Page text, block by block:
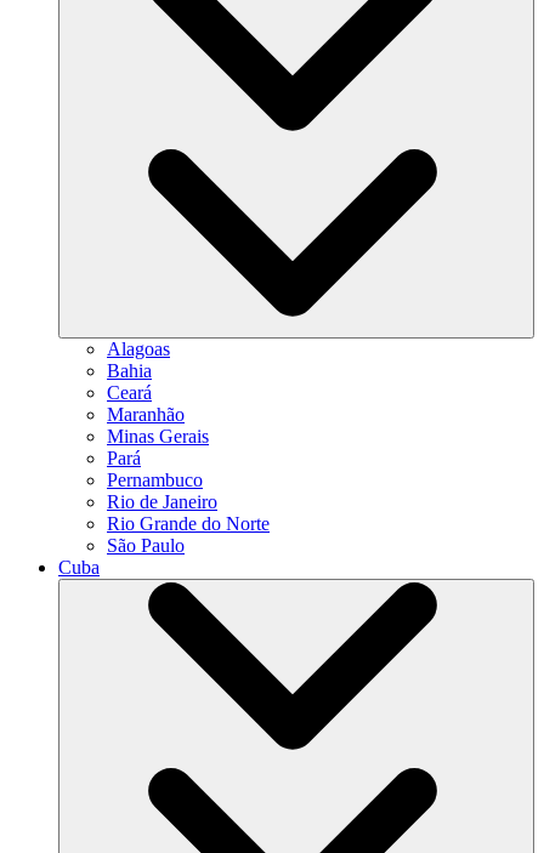
Alagoas
Bahia
Ceará
Maranhão
Minas Gerais
Pará
Pernambuco
Rio de Janeiro
Rio Grande do Norte
São Paulo
Cuba